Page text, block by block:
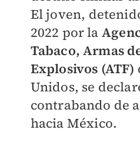
El joven,
2022 por la
Tabaco, Armas
Explosivos (ATF)
Unidos, se
contrabando de
hacia México.